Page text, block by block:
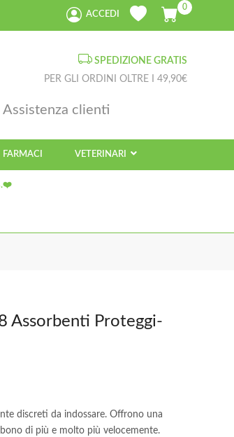
ACCEDI
0
SPEDIZIONE GRATIS
PER GLI ORDINI OLTRE I 49,90€
Assistenza clienti
FARMACI VETERINARI
Assorbenti Proteggi-
discreti da indossare. Offrono una
di più e molto più velocemente.